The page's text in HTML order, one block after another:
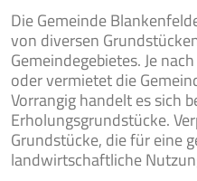
Die Gemeinde
von diversen
Gemeindegebietes. Je
oder vermietet die
Vorrangig handelt es sich
Erholungsgrundstücke.
Grundstücke, die für eine
landwirtschaftliche